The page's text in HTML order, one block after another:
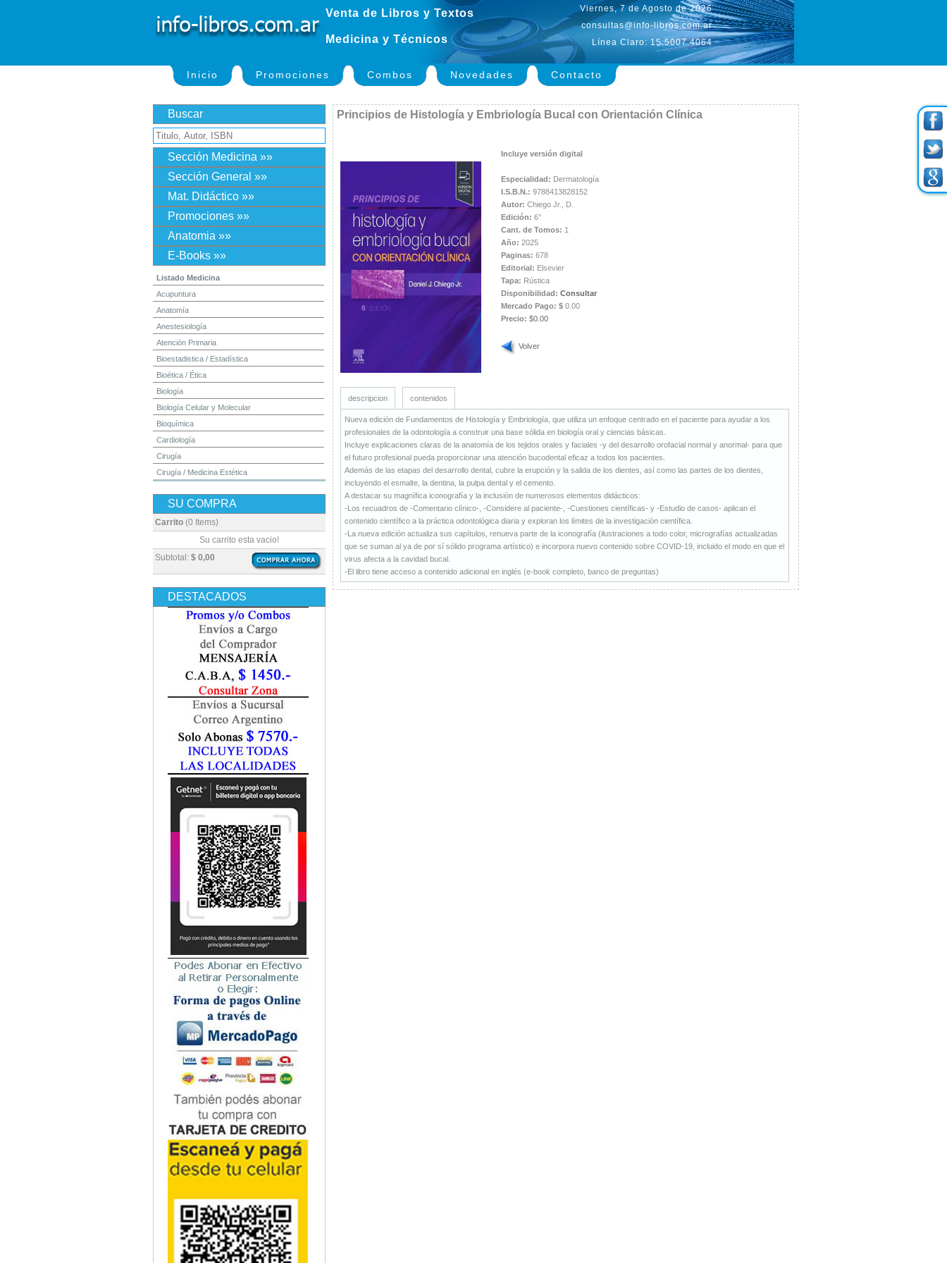
Venta de Libros y Textos
Medicina y Técnicos
Viernes, 7 de Agosto de 2026
consultas@info-libros.com.ar
Línea Claro: 15.5007.4064
Inicio Promociones Combos Novedades Contacto
Buscar
Sección Medicina »»
Sección General »»
Mat. Didáctico »»
Promociones »»
Anatomia »»
E-Books »»
Listado Medicina
Acupuntura
Anatomía
Anestesiología
Atención Primaria
Bioestadistica / Estadística
Bioética / Ética
Biología
Biología Celular y Molecular
Bioquímica
Cardiología
Cirugía
Cirugía / Medicina Estética
Dermatología
Diagnóstico por Imagen / Radiología
Embriología
Enfermería
Epidemiología
Farmacia / Farmacología
Fisiatría / Kinesiología
Fisiología / Fisiopatología
Fonoaudiología
Gastroenterología
Geriatría
Ginecología / Obstetricia
Hematología
Histología
Homeopatía
Infectología
Inmunología
Instrumentación Quirurgica
Medicina del Deporte / Rehabilitación
Medicina Emergencias / Urgencias
Medicina Forense / Legal
Medicina General
Medicina Interna
Microbiología
Nefrología
Neonatología / Pediatría
Neumología
Neuroanatomía / Neurociencia
Neurocirugía
Neurología
Nutrición
Odontología
Oftalmología
Oncología / Cuidados Paliativos
Ortopedía / Traumatología
Osteopatía
Otorrinolaringología
Podología
Psicología
Psiquiatría
Química
SU COMPRA
Carrito (0 Items)
Subtotal: $ 0,00
Su carrito esta vacio!
DESTACADOS
Principios de Histología y Embriología Bucal con Orientación Clínica
Incluye versión digital
Especialidad: Dermatología
I.S.B.N.: 9788413828152
Autor: Chiego Jr., D.
Edición: 6°
Cant. de Tomos: 1
Año: 2025
Paginas: 678
Editorial: Elsevier
Tapa: Rústica
Disponibilidad: Consultar
Mercado Pago: $ 0.00
Precio: $0.00
Volver
descripcion contenidos
Nueva edición de Fundamentos de Histología y Embriología, que utiliza un enfoque centrado en el paciente para ayudar a los
profesionales de la odontología a construir una base sólida en biología oral y ciencias básicas.
Incluye explicaciones claras de la anatomía de los tejidos orales y faciales -y del desarrollo orofacial normal y anormal- para que
el futuro profesional pueda proporcionar una atención bucodental eficaz a todos los pacientes.
Además de las etapas del desarrollo dental, cubre la erupción y la salida de los dientes, así como las partes de los dientes,
incluyendo el esmalte, la dentina, la pulpa dental y el cemento.
A destacar su magnífica iconografía y la inclusión de numerosos elementos didácticos:
-Los recuadros de -Comentario clínico-, -Considere al paciente-, -Cuestiones científicas- y -Estudio de casos- aplican el
contenido científico a la práctica odontológica diaria y exploran los límites de la investigación científica.
-La nueva edición actualiza sus capítulos, renueva parte de la iconografía (ilustraciones a todo color, micrografías actualizadas
que se suman al ya de por sí sólido programa artístico) e incorpora nuevo contenido sobre COVID-19, incluido el modo en que el
virus afecta a la cavidad bucal.
-El libro tiene acceso a contenido adicional en inglés (e-book completo, banco de preguntas)